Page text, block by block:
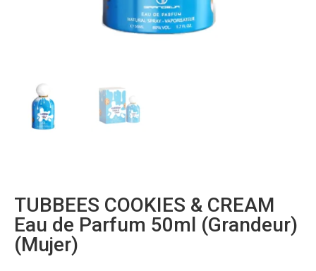
TUBBEES COOKIES & CREAM
Eau de Parfum 50ml (Grandeur)
(Mujer)